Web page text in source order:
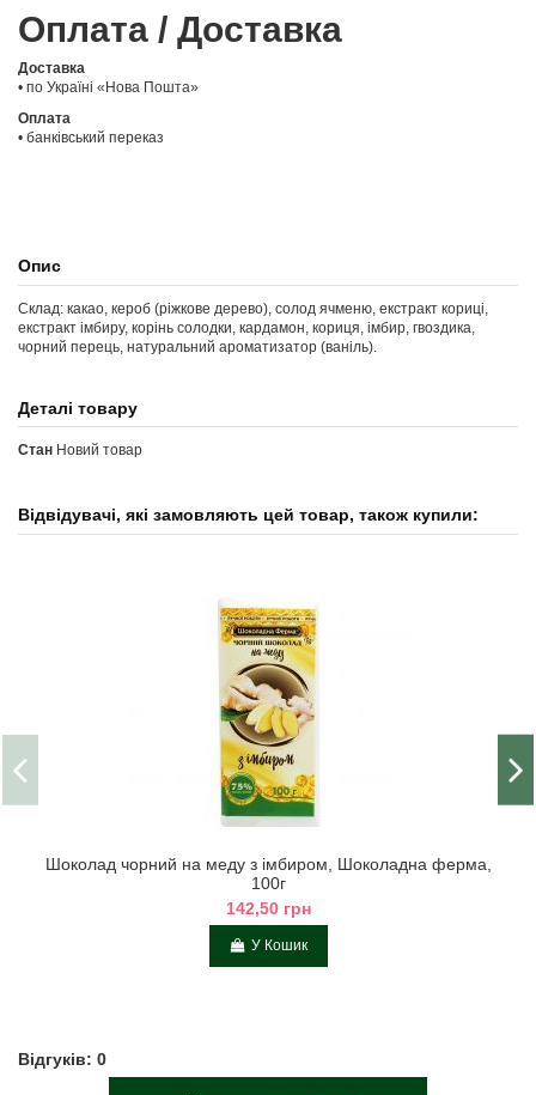
Оплата / Доставка
Доставка
• по Україні «Нова Пошта»
Оплата
• банківський переказ
Опис
Склад: какао, кероб (ріжкове дерево), солод ячменю, екстракт кориці,
екстракт імбиру, корінь солодки, кардамон, кориця, імбир, гвоздика,
чорний перець, натуральний ароматизатор (ваніль).
Деталі товару
Стан Новий товар
Відвідувачі, які замовляють цей товар, також купили:
Шоколад чорний на меду з імбиром, Шоколадна ферма,
100г
142,50 грн
У Кошик
Відгуків: 0